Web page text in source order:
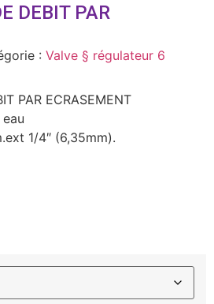
DEBIT PAR
: Valve § régulateur 6
PAR ECRASEMENT
1/4″ (6,35mm).